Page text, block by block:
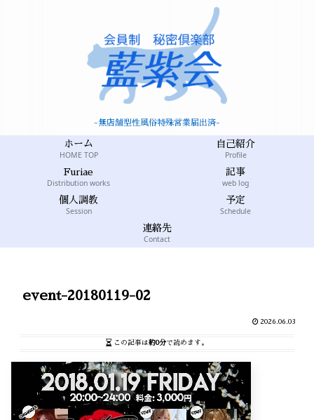
-無店舗型性風俗特殊営業届出済-
ホーム
HOME TOP
自己紹介
Profile
Furiae
Distribution works
記事
web log
個人調教
Session
予定
Schedule
連絡先
Contact
event-20180119-02
2026.06.03
この記事は約0分で読めます。